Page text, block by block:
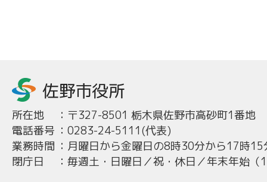
所在地 ： 〒327-8501 栃木県佐野市高砂町1番地
電話番号 ： 0283-24-5111(代表)
業務時間 ： 月曜日から金曜日の8時30分から17時15
閉庁日
： 毎週土・日曜日／祝・休日／年末年始